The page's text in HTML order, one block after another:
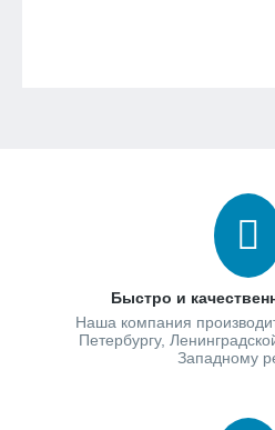
Быстро и
Наша компания
Петербургу,
Западному